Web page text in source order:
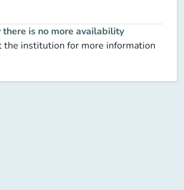
is no more availability
the institution for more information